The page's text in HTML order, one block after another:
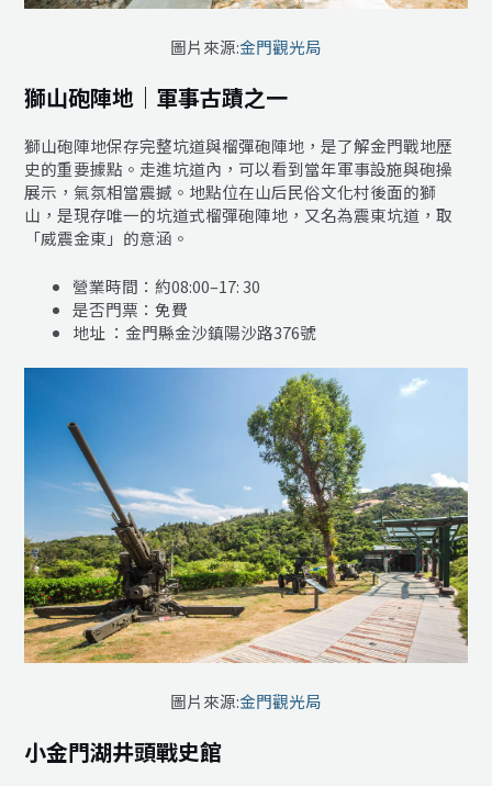
圖片來源:金門觀光局
獅山砲陣地｜軍事古蹟之一
獅山砲陣地保存完整坑道與榴彈砲陣地，是了解金門戰地歷
史的重要據點。走進坑道內，可以看到當年軍事設施與砲操
展示，氣氛相當震撼。地點位在山后民俗文化村後面的獅
山，是現存唯一的坑道式榴彈砲陣地，又名為震東坑道，取
「威震金東」的意涵。
營業時間：約08:00–17: 30
是否門票：免費
地址 ：金門縣金沙鎮陽沙路376號
圖片來源:金門觀光局
小金門湖井頭戰史館